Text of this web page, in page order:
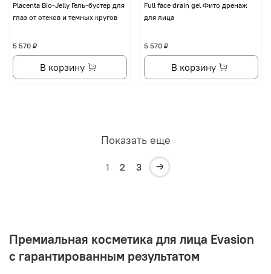
Placenta Bio-Jelly Гель-бустер для
глаз от отеков и темных кругов
5 570 ₽
В корзину
Full face drain gel Фито дренаж
для лица
5 570 ₽
В корзину
Показать еще
1 2 3
Премиальная косметика для лица Evasion
с гарантированным результатом